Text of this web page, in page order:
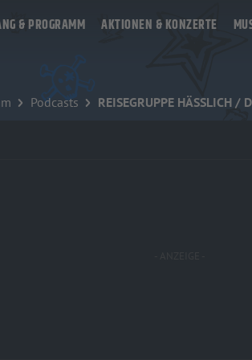
& PROGRAMM AKTIONEN & KONZERTE
Podcasts REISEGRUPPE HÄSSLICH /